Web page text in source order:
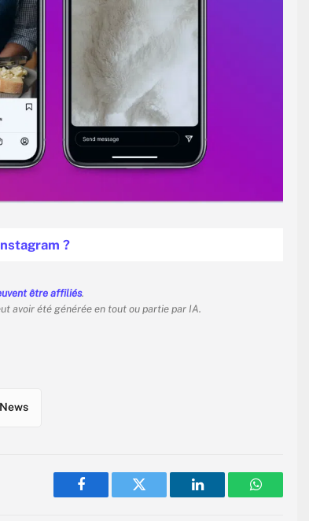
?
être affiliés.
avoir été générée en tout ou partie par IA.
Facebook Twitter LinkedIn WhatsApp